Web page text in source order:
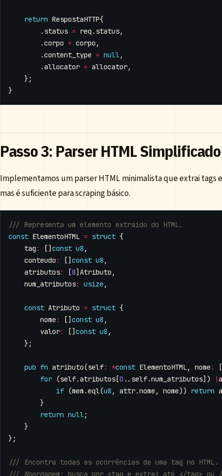
return RespostaHTTP{
. status = req . status,
.corpo = corpo ,
.content_type = null,
.allocator = allocator,
};
}
Passo 3: Parser HTML Simplificado
Implementamos um parser HTML minimalista que extrai tags
mas é suficiente para scraping básico.
const ElementoHTML = struct {
tag : [] const u8 ,
conteudo : [] const u8 ,
atributos: [8] Atributo ,
num_atributos: usize ,
const Atributo = struct {
nome : [] const u8 ,
valor: [] const u8 ,
};
pub fn atributo(self: *const ElementoHTML, nome :
for (self.atributos [0 .. self.num_atributos])
if (mem .eql(u8 , attr.nome , nome)) return
}
return null;
}
};